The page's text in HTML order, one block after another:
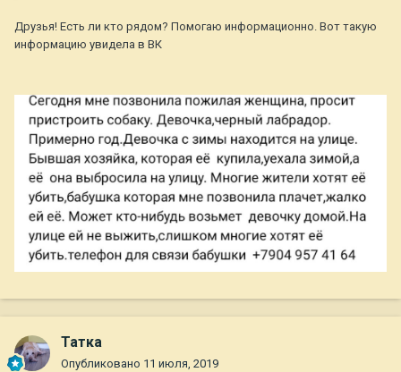
Друзья! Есть ли кто рядом? Помогаю информационно. Вот такую
информацию увидела в ВК
Татка
Опубликовано 11 июля, 2019